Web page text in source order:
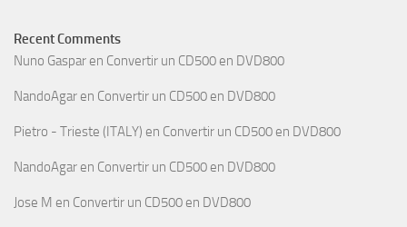
Recent Comments
Nuno Gaspar en Convertir un CD500 en DVD800
NandoAgar en Convertir un CD500 en DVD800
Pietro - Trieste (ITALY) en Convertir un CD500 en DVD800
NandoAgar en Convertir un CD500 en DVD800
Jose M en Convertir un CD500 en DVD800